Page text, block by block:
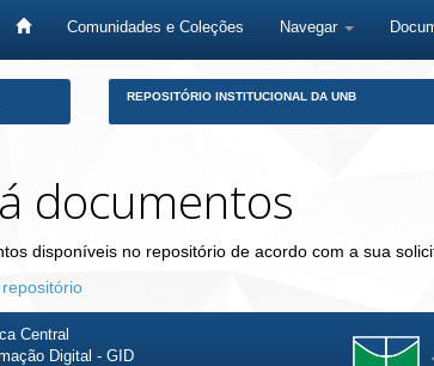
Comunidades e Coleções Navegar
REPOSITÓRIO INSTITUCIONAL DA UNB
documentos
disponíveis no repositório de acordo com a sua
Central
Digital - GID